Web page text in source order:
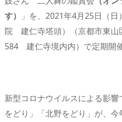
す）
」を、2021年4月25日（
院 建仁寺塔頭）（京都市東山
584 建仁寺境内内）で定期開催
新型コロナウイルスによる影
をどり」「北野をどり」が、